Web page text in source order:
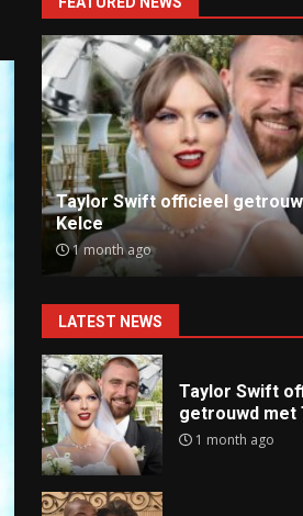
Ray J klaagt Kim Kardashian
sekstape
9 months ago
LATEST NEWS
Taylor Swift
getrouwd met
1 month ago